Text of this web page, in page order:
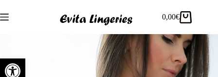
Ανοίξτε τη γραμμή εργαλείων
0,00€